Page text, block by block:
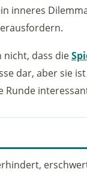
inneres
nicht, dass die
dar, aber sie
Runde